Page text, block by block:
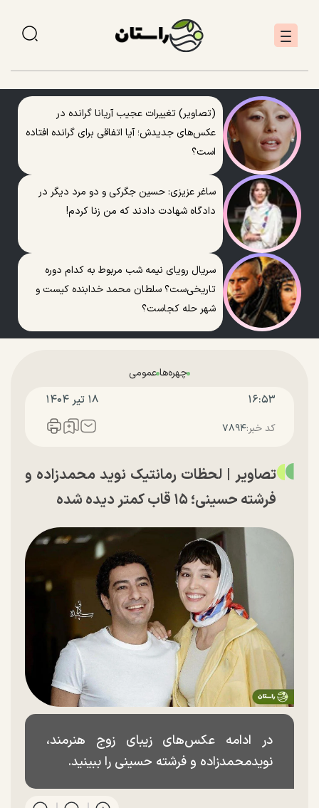
(تصاویر) تغییرات عجیب آریانا گرانده در
عکس‌های جدیدش؛ آیا اتفاقی برای گرانده افتاده
است؟
ساغر عزیزی: حسین جگرکی و دو مرد دیگر در
دادگاه شهادت دادند که من زنا کردم!
سریال رویای نیمه شب مربوط به کدام دوره
تاریخی‌ست؟ سلطان محمد خدابنده کیست و
شهر حله کجاست؟
چهره‌هاعمومی
۱۶:۵۳ ۱۸ تير ۱۴۰۴
کد خبر:۷۸۹۴
تصاویر | لحظات رمانتیک نوید محمدزاده و
فرشته حسینی؛ ۱۵ قاب کمتر دیده شده
در ادامه عکس‌های زیبای زوج هنرمند،
نویدمحمدزاده و فرشته حسینی را ببینید.